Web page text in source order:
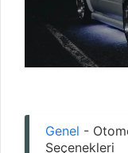
Genel -
Seçenekleri